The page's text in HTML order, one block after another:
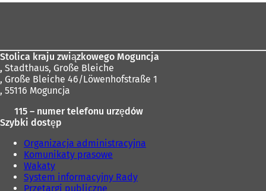
Stolica kraju związkowego Moguncja
, Stadthaus, Große Bleiche
, Große Bleiche 46/Löwenhofstraße 1
, 55116 Moguncja
115 – numer telefonu urzędów
Szybki dostęp
Organizacja administracyjna
Komunikaty prasowe
Wakaty
System informacyjny Rady
Przetargi publiczne